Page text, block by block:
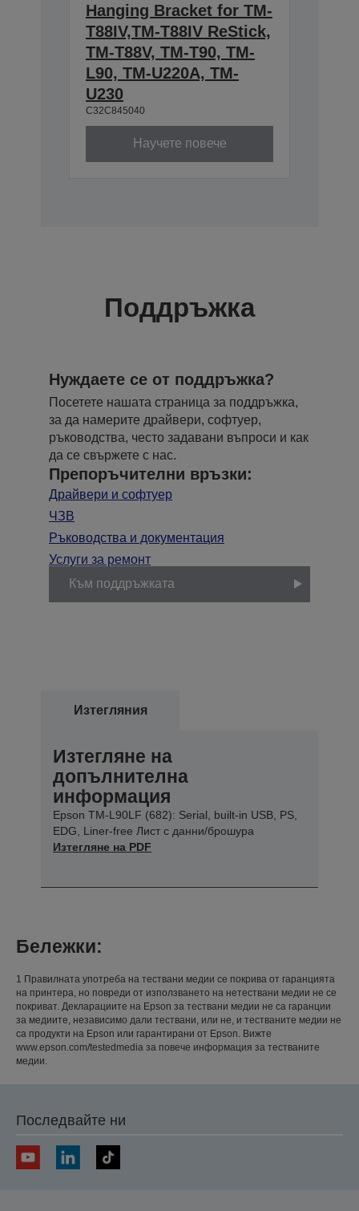
Hanging Bracket for TM-
T88IV,TM-T88IV ReStick,
TM-T88V, TM-T90, TM-
L90, TM-U220A, TM-
U230
C32C845040
Научете повече
Поддръжка
Нуждаете се от поддръжка?
Посетете нашата страница за поддръжка,
за да намерите драйвери, софтуер,
ръководства, често задавани въпроси и как
да се свържете с нас.
Препоръчителни връзки:
Драйвери и софтуер
ЧЗВ
Ръководства и документация
Услуги за ремонт
Към поддръжката
Изтегляния
Изтегляне на
допълнителна
информация
Epson TM-L90LF (682): Serial, built-in USB, PS,
EDG, Liner-free Лист с данни/брошура
Изтегляне на PDF
Бележки:
1 Правилната употреба на тествани медии се покрива от гаранцията
на принтера, но повреди от използването на нетествани медии не се
покриват. Декларациите на Epson за тествани медии не са гаранции
за медиите, независимо дали тествани, или не, и тестваните медии не
са продукти на Epson или гарантирани от Epson. Вижте
www.epson.com/testedmedia за повече информация за тестваните
медии.
Последвайте ни